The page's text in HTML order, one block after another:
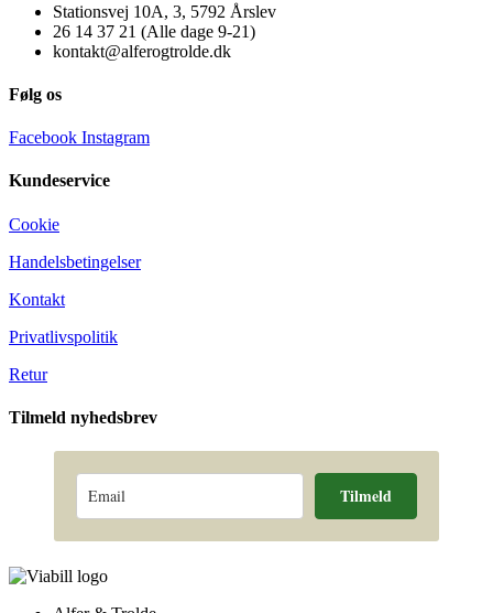
Stationsvej 10A, 3, 5792 Årslev
26 14 37 21 (Alle dage 9-21)
kontakt@alferogtrolde.dk
Følg os
Facebook Instagram
Kundeservice
Cookie
Handelsbetingelser
Kontakt
Privatlivspolitik
Retur
Tilmeld nyhedsbrev
Tilmeld